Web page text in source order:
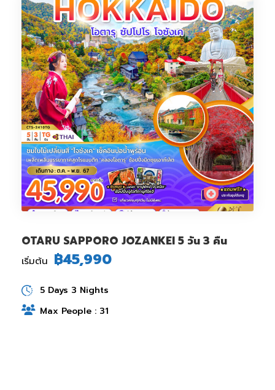
OTARU SAPPORO JOZANKEI 5 วัน 3 คืน
เริ่มต้น ฿45,990
5 Days 3 Nights
Max People : 31